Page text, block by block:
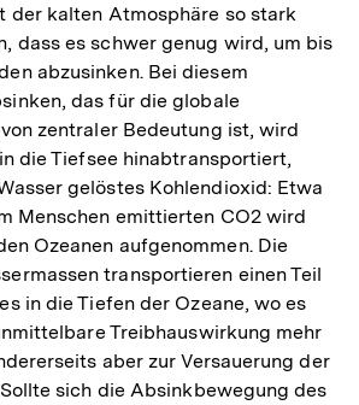
der kalten Atmosphäre so stark
dass es schwer genug wird, um bis
abzusinken. Bei diesem
das für die globale
zentraler Bedeutung ist, wird
die Tiefsee hinabtransportiert,
gelöstes Kohlendioxid: Etwa
Menschen emittierten CO2 wird
Ozeanen aufgenommen. Die
transportieren einen Teil
in die Tiefen der Ozeane, wo es
Treibhauswirkung mehr
aber zur Versauerung der
sich die Absinkbewegung des